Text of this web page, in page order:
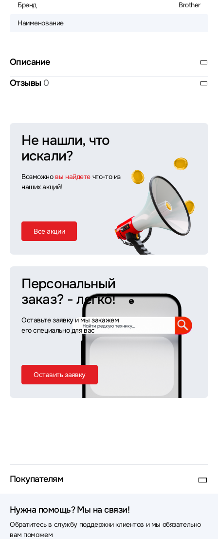
Бренд Brother
Наименование
Описание
Отзывы 0
Не нашли, что
искали?
Возможно вы найдете что-то из
наших акций!
Все акции
Персональный
заказ? - легко!
Оставьте заявку и мы закажем
его специально для вас
Оставить заявку
Покупателям
Нужна помощь? Мы на связи!
Обратитесь в службу поддержки клиентов и мы обязательно
вам поможем